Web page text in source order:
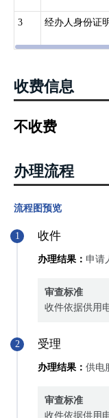
3 经办人身份证
收费信息
不收费
办理流程
流程图预览
1 收件
办理结果： 申请
审查标准
收件依据供用
2 受理
办理结果： 供电
审查标准
收件依据供用